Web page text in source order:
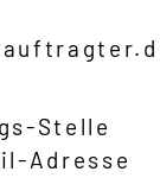
Stelle
Adresse